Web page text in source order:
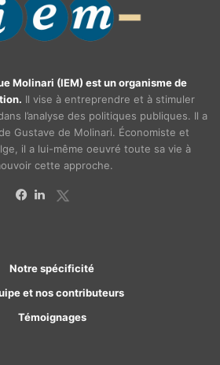
Molinari (IEM) est un organisme de
Il vise à entreprendre et à stimuler
l’analyse des politiques publiques. Il a
Gustave de Molinari. Économiste et
il a lui-même oeuvré toute sa vie à
cette approche.
Notre spécificité
et nos contributeurs
Témoignages